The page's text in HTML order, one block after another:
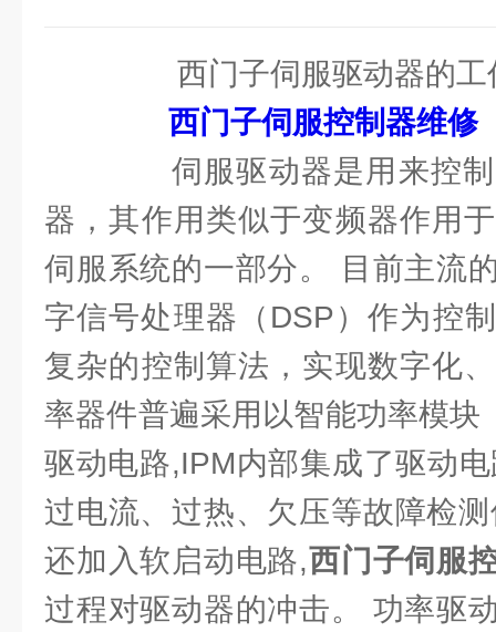
西门子伺服驱动器的工
西门子伺服控制器维修
伺服驱动器是用来控制
器，其作用类似于变频器作用
伺服系统的一部分。 目前主流
字信号处理器（DSP）作为控
复杂的控制算法，实现数字化
率器件普遍采用以智能功率模块
驱动电路,IPM内部集成了驱动
过电流、过热、欠压等故障检
还加入软启动电路,西门子伺服
过程对驱动器的冲击。 功率驱